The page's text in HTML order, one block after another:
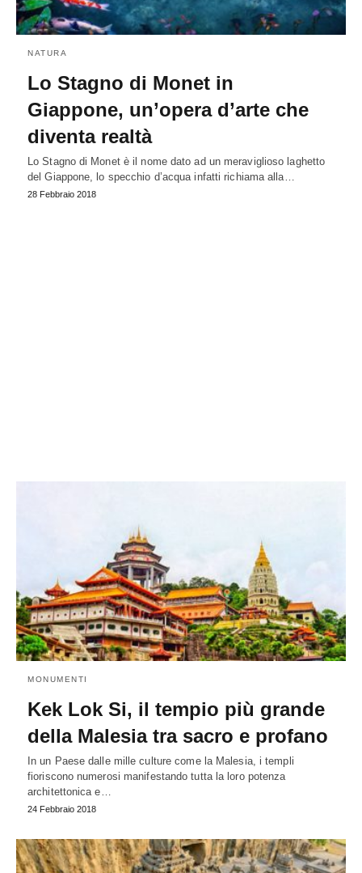
NATURA
Lo Stagno di Monet in
Giappone, un’opera d’arte che
diventa realtà
Lo Stagno di Monet è il nome dato ad un meraviglioso laghetto
del Giappone, lo specchio d’acqua infatti richiama alla…
28 Febbraio 2018
MONUMENTI
Kek Lok Si, il tempio più grande
della Malesia tra sacro e profano
In un Paese dalle mille culture come la Malesia, i templi
fioriscono numerosi manifestando tutta la loro potenza
architettonica e…
24 Febbraio 2018